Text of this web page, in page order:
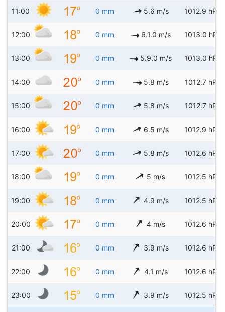
11:00 0 mm 5.6 m/s 1012.9 hPa
12:00 0 mm 6.1.0 m/s 1013.0 hPa
13:00 0 mm 5.9.0 m/s 1013.0 hPa
14:00 0 mm 5.8 m/s 1012.7 hPa
15:00 0 mm 5.8 m/s 1012.7 hPa
16:00 0 mm 6.5 m/s 1012.9 hPa
17:00 0 mm 5.8 m/s 1012.6 hPa
18:00 0 mm 5 m/s 1012.5 hPa
19:00 0 mm 4.9 m/s 1012.5 hPa
20:00 0 mm 4 m/s 1012.6 hPa
21:00 0 mm 3.9 m/s 1012.6 hPa
22:00 0 mm 4.1 m/s 1012.6 hPa
23:00 0 mm 3.9 m/s 1012.5 hPa